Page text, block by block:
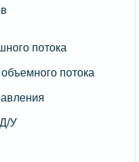
потока
потока
У